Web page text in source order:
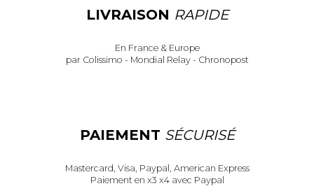
LIVRAISON RAPIDE
En France & Europe
par Colissimo - Mondial Relay - Chronopost
PAIEMENT SÉCURISÉ
Mastercard, Visa, Paypal, American Express
Paiement en x3 x4 avec Paypal